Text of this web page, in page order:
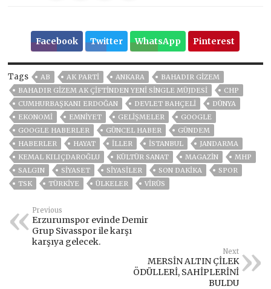
Facebook Twitter WhatsApp Pinterest
Tags AB AK PARTİ ANKARA
BAHADIR GIZEM
BAHADIR GIZEM AK ÇIFTINDEN YENI SINGLE MÜJDESI
CHP
CUMHURBAŞKANI ERDOĞAN
DEVLET BAHÇELİ
DÜNYA
EKONOMİ
EMNİYET GELIŞMELER
GOOGLE
GOOGLE HABERLER
GÜNCEL HABER
GÜNDEM
HABERLER
HAYAT İLLER ISTANBUL
JANDARMA
KEMAL KILIÇDAROĞLU
KÜLTÜR SANAT MAGAZİN
MHP
SALGIN
SİYASET SİYASİLER SON DAKIKA
SPOR
TSK
TÜRKİYE ÜLKELER VIRÜS
Previous
Erzurumspor evinde Demir
Grup Sivasspor ile karşı
karşıya gelecek.
Next
MERSİN ALTIN ÇİLEK
ÖDÜLLERİ, SAHİPLERİNİ
BULDU